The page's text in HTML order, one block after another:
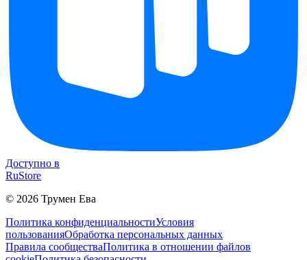
Доступно в
RuStore
© 2026 Трумен Ева
Политика конфиденциальностиУсловия
пользованияОбработка персональных данных
Правила сообществаПолитика в отношении файлов